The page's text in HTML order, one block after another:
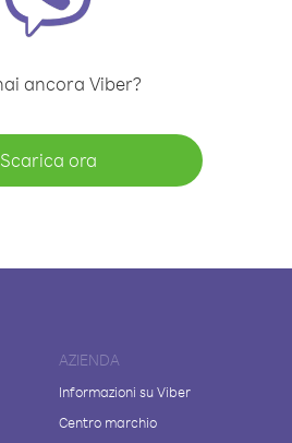
ancora Viber?
Scarica ora
AZIENDA
Informazioni su Viber
Centro marchio